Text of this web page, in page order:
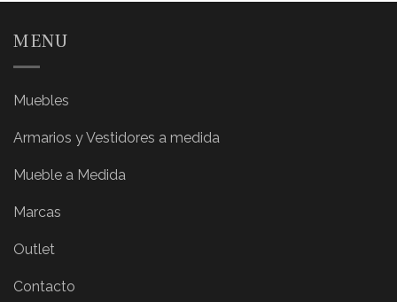
MENU
Muebles
Armarios y Vestidores a medida
Mueble a Medida
Marcas
Outlet
Contacto